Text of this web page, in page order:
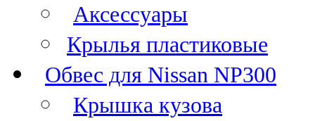
Аксессуары
Крылья пластиковые
Обвес для Nissan NP300
Крышка кузова